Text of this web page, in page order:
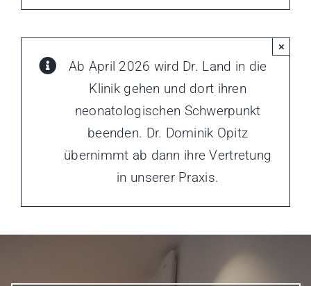
Ab April 2026 wird Dr. Land in die
Klinik gehen und dort ihren
neonatologischen Schwerpunkt
beenden. Dr. Dominik Opitz
übernimmt ab dann ihre Vertretung
in unserer Praxis.
×